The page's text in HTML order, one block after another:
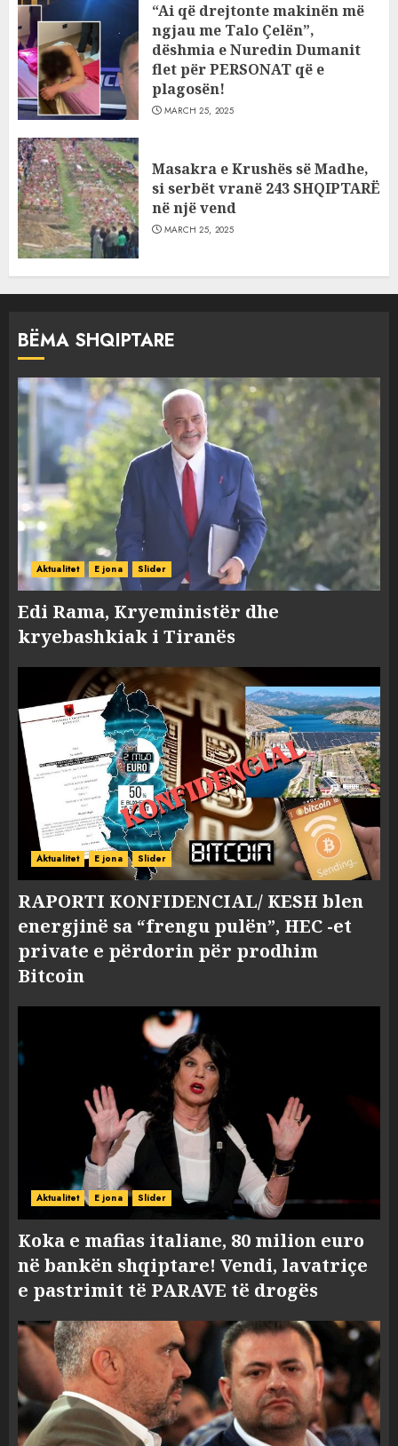
“Ai që drejtonte makinën më
ngjau me Talo Çelën”,
dëshmia e Nuredin Dumanit
flet për PERSONAT që e
plagosën!
MARCH 25, 2025
Masakra e Krushës së Madhe,
si serbët vranë 243 SHQIPTARË
në një vend
MARCH 25, 2025
BËMA SHQIPTARE
Aktualitet E jona Slider
Edi Rama, Kryeministër dhe
kryebashkiak i Tiranës
Aktualitet E jona Slider
RAPORTI KONFIDENCIAL/ KESH blen
energjinë sa “frengu pulën”, HEC -et
private e përdorin për prodhim
Bitcoin
Aktualitet E jona Slider
Koka e mafias italiane, 80 milion euro
në bankën shqiptare! Vendi, lavatriçe
e pastrimit të PARAVE të drogës